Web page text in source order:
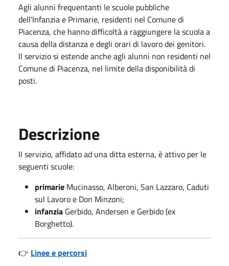
Agli alunni frequentanti le scuole pubbliche
dell’Infanzia e Primarie, residenti nel Comune di
Piacenza, che hanno difficoltà a raggiungere la scuola a
causa della distanza e degli orari di lavoro dei genitori.
Il servizio si estende anche agli alunni non residenti nel
Comune di Piacenza, nel limite della disponibilità di
posti.
Descrizione
Il servizio, affidato ad una ditta esterna, è attivo per le
seguenti scuole:
primarie Mucinasso, Alberoni, San Lazzaro, Caduti
sul Lavoro e Don Minzoni;
infanzia Gerbido, Andersen e Gerbido (ex
Borghetto).
👉 Linee e percorsi